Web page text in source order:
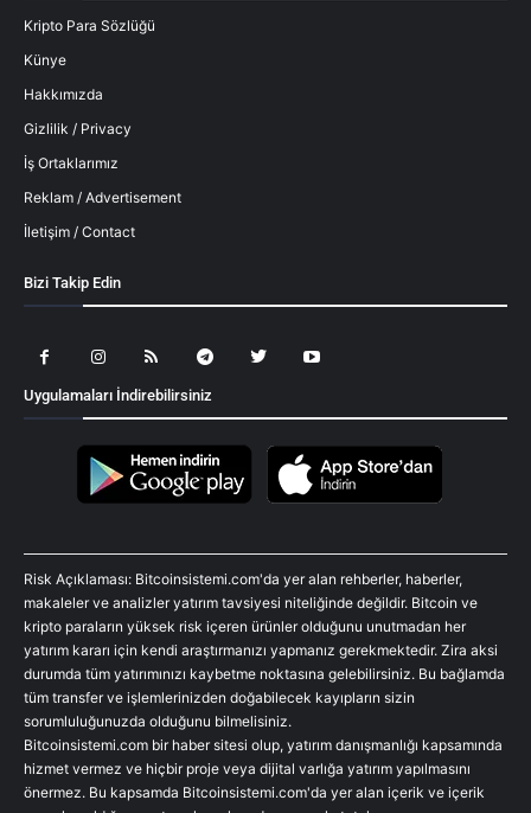
Kripto Para Sözlüğü
Künye
Hakkımızda
Gizlilik / Privacy
İş Ortaklarımız
Reklam / Advertisement
İletişim / Contact
Bizi Takip Edin
Uygulamaları İndirebilirsiniz
Risk Açıklaması: Bitcoinsistemi.com'da yer alan rehberler, haberler,
makaleler ve analizler yatırım tavsiyesi niteliğinde değildir. Bitcoin ve
kripto paraların yüksek risk içeren ürünler olduğunu unutmadan her
yatırım kararı için kendi araştırmanızı yapmanız gerekmektedir. Zira aksi
durumda tüm yatırımınızı kaybetme noktasına gelebilirsiniz. Bu bağlamda
tüm transfer ve işlemlerinizden doğabilecek kayıpların sizin
sorumluluğunuzda olduğunu bilmelisiniz.
Bitcoinsistemi.com bir haber sitesi olup, yatırım danışmanlığı kapsamında
hizmet vermez ve hiçbir proje veya dijital varlığa yatırım yapılmasını
önermez. Bu kapsamda Bitcoinsistemi.com'da yer alan içerik ve içerik